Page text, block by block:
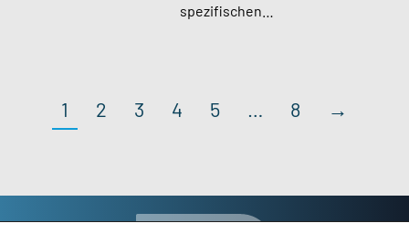
spezifischen…
1 2 3 4 5 … 8 →